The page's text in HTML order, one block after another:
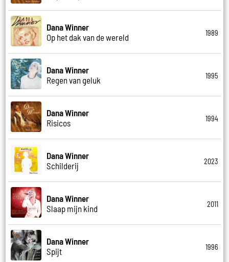
Dana Winner
Op het dak van de wereld
1989
Dana Winner
Regen van geluk
1995
Dana Winner
Risicos
1994
Dana Winner
Schilderij
2023
Dana Winner
Slaap mijn kind
2011
Dana Winner
Spijt
1996